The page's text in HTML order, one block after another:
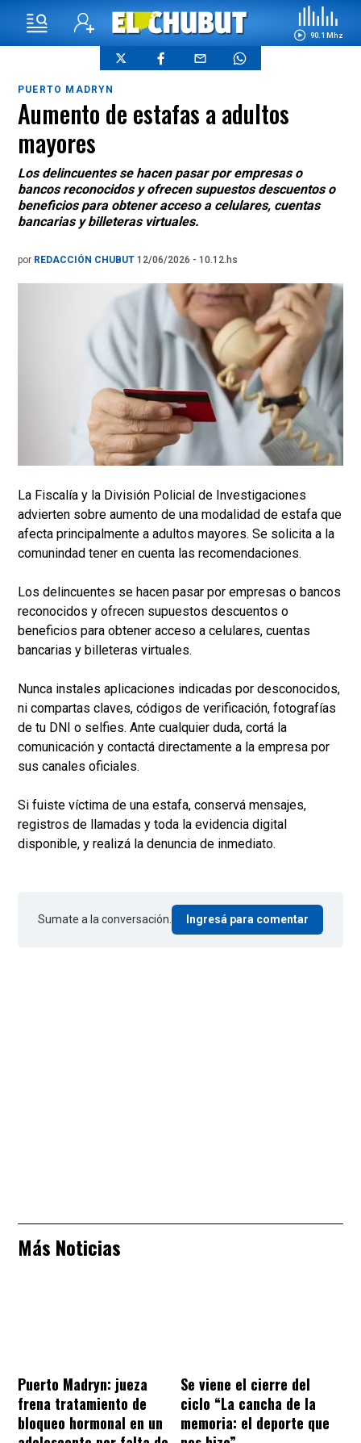
90.1 Mhz
PUERTO MADRYN
Aumento de estafas a adultos
mayores
Los delincuentes se hacen pasar por empresas o
bancos reconocidos y ofrecen supuestos descuentos o
beneficios para obtener acceso a celulares, cuentas
bancarias y billeteras virtuales.
por REDACCIÓN CHUBUT 12/06/2026 - 10.12.hs
La Fiscalía y la División Policial de Investigaciones
advierten sobre aumento de una modalidad de estafa que
afecta principalmente a adultos mayores. Se solicita a la
comunindad tener en cuenta las recomendaciones.
Los delincuentes se hacen pasar por empresas o bancos
reconocidos y ofrecen supuestos descuentos o
beneficios para obtener acceso a celulares, cuentas
bancarias y billeteras virtuales.
Nunca instales aplicaciones indicadas por desconocidos,
ni compartas claves, códigos de verificación, fotografías
de tu DNI o selfies. Ante cualquier duda, cortá la
comunicación y contactá directamente a la empresa por
sus canales oficiales.
Si fuiste víctima de una estafa, conservá mensajes,
registros de llamadas y toda la evidencia digital
disponible, y realizá la denuncia de inmediato.
Sumate a la conversación. Ingresá para comentar
Más Noticias
Puerto Madryn: jueza
frena tratamiento de
bloqueo hormonal en un
Se viene el cierre del
ciclo “La cancha de la
memoria: el deporte que